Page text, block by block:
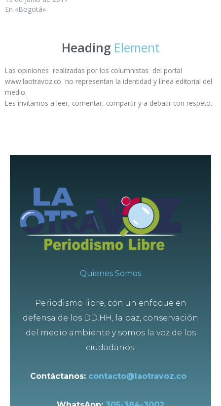
En «Bogotá»
Heading Element
Las opiniones realizadas por los columnistas del portal
www.laotravoz.co no representan la identidad y línea editorial del
medio.
Les invitamos a leer, comentar, compartir y a debatir con respeto.
Quienes Somos
Periodismo libre, con un enfoque en
defensa de los DD.HH, la paz, conservación
del medio ambiente y somos la voz de los
ciudadanos.
Contáctanos: contacto@laotravoz.co